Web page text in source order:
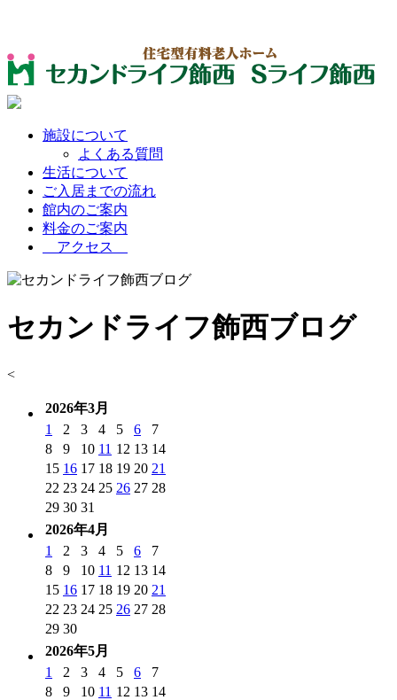
施設について
よくある質問
生活について
ご入居までの流れ
館内のご案内
料金のご案内
アクセス
セカンドライフ飾西ブログ
<
2026年3月
1
2 3 4 5 6
7
8
9 10 11 12 13 14
15 16 17 18 19 20 21
22 23 24 25 26 27 28
29 30 31
2026年4月
1
2 3 4 5 6
7
8
9 10 11 12 13 14
15 16 17 18 19 20 21
22 23 24 25 26 27 28
29 30
2026年5月
1
2 3 4 5 6
7
8
9 10 11 12 13 14